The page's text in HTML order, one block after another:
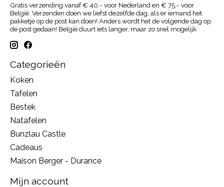
Gratis verzending vanaf € 40.- voor Nederland en € 75.- voor
België. Verzenden doen we liefst dezelfde dag, als er iemand het
pakketje op de post kan doen! Anders wordt het de volgende dag op
de post gedaan! België duurt iets langer, maar zo snel mogelijk
Categorieën
Koken
Tafelen
Bestek
Natafelen
Bunzlau Castle
Cadeaus
Maison Berger - Durance
Mijn account